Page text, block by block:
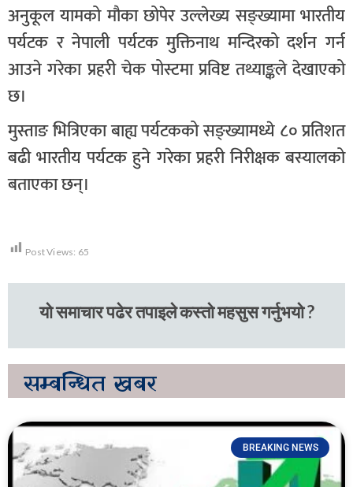
अनुकूल यामको मौका छोपेर उल्लेख्य सङ्ख्यामा भारतीय
पर्यटक र नेपाली पर्यटक मुक्तिनाथ मन्दिरको दर्शन गर्न
आउने गरेका प्रहरी चेक पोस्टमा प्रविष्ट तथ्याङ्कले देखाएको
छ।
मुस्ताङ भित्रिएका बाह्य पर्यटकको सङ्ख्यामध्ये ८० प्रतिशत
बढी भारतीय पर्यटक हुने गरेका प्रहरी निरीक्षक बस्यालको
बताएका छन्।
Post Views: 65
यो समाचार पढेर तपाइले कस्तो महसुस गर्नुभयो ?
सम्बन्धित खबर
BREAKING NEWS